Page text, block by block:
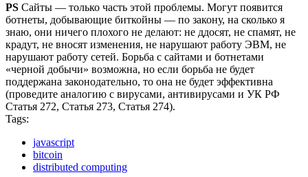
PS Сайты — только часть этой проблемы. Могут появится
ботнеты, добывающие биткойны — по закону, на сколько я
знаю, они ничего плохого не делают: не ддосят, не спамят, не
крадут, не вносят изменения, не нарушают работу ЭВМ, не
нарушают работу сетей. Борьба с сайтами и ботнетами
«черной добычи» возможна, но если борьба не будет
поддержана законодательно, то она не будет эффективна
(проведите аналогию с вирусами, антивирусами и УК РФ
Статья 272, Статья 273, Статья 274).
Tags:
javascript
bitcoin
distributed computing